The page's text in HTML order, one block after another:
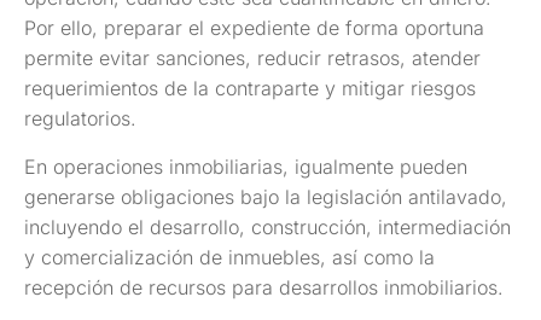
Por ello, preparar el expediente de forma oportuna
permite evitar sanciones, reducir retrasos, atender
requerimientos de la contraparte y mitigar riesgos
regulatorios.
En operaciones inmobiliarias, igualmente pueden
generarse obligaciones bajo la legislación antilavado,
incluyendo el desarrollo, construcción, intermediación
y comercialización de inmuebles, así como la
recepción de recursos para desarrollos inmobiliarios.